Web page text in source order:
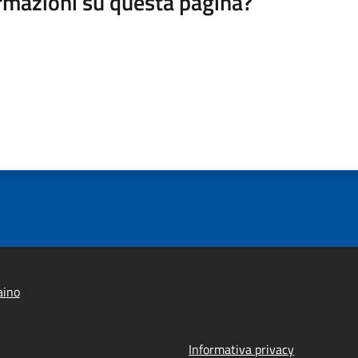
Informativa privacy